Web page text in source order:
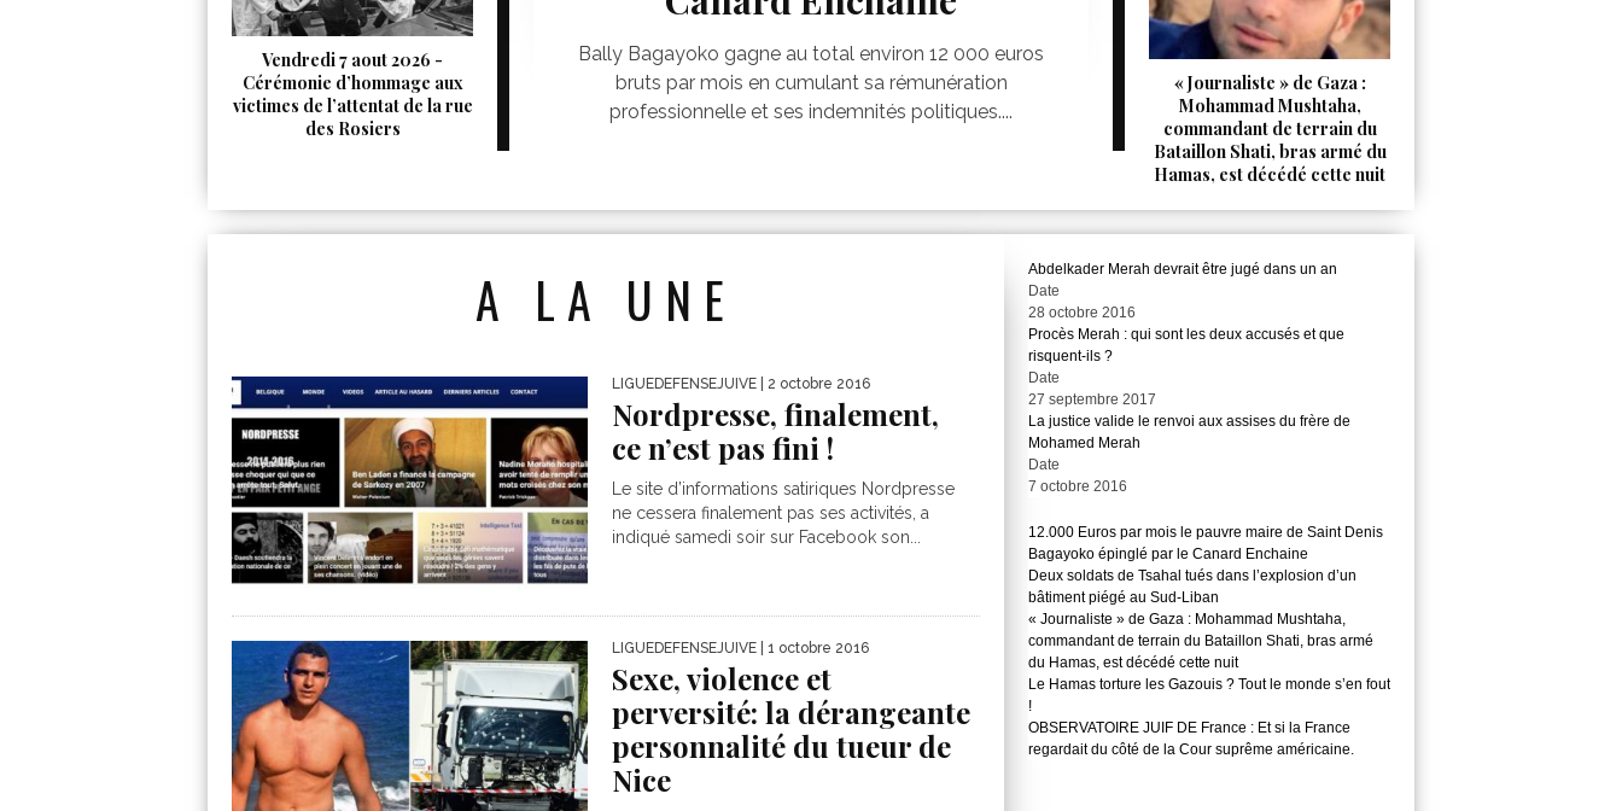
Bally Bagayoko gagne au total environ 12 000 euros
bruts par mois en cumulant sa rémunération
professionnelle et ses indemnités politiques....
Vendredi 7 aout 2026 -
Cérémonie d’hommage aux
victimes de l’attentat de la rue
des Rosiers
« Journaliste » de Gaza :
Mohammad Mushtaha,
commandant de terrain du
Bataillon Shati, bras armé du
Hamas, est décédé cette nuit
A LA UNE
LIGUEDEFENSEJUIVE | 2 octobre 2016
Nordpresse, finalement,
ce n’est pas fini !
Le site d’informations satiriques Nordpresse
ne cessera finalement pas ses activités, a
indiqué samedi soir sur Facebook son...
LIGUEDEFENSEJUIVE | 1 octobre 2016
Sexe, violence et
perversité: la dérangeante
personnalité du tueur de
Nice
Abdelkader Merah devrait être jugé dans un an
Date
28 octobre 2016
Procès Merah : qui sont les deux accusés et que
risquent-ils ?
Date
27 septembre 2017
La justice valide le renvoi aux assises du frère de
Mohamed Merah
Date
7 octobre 2016
12.000 Euros par mois le pauvre maire de Saint Denis
Bagayoko épinglé par le Canard Enchaine
Deux soldats de Tsahal tués dans l’explosion d’un
bâtiment piégé au Sud-Liban
« Journaliste » de Gaza : Mohammad Mushtaha,
commandant de terrain du Bataillon Shati, bras armé
du Hamas, est décédé cette nuit
Le Hamas torture les Gazouis ? Tout le monde s’en fout
!
OBSERVATOIRE JUIF DE France : Et si la France
regardait du côté de la Cour suprême américaine.